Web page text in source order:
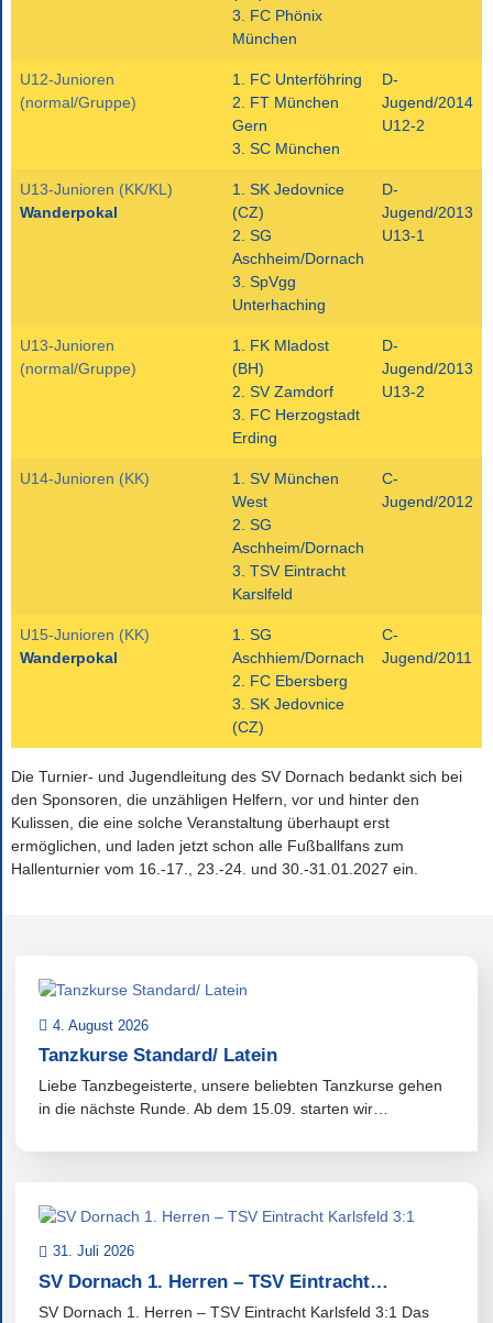
3. FC Phönix
München
U12-Junioren
(normal/Gruppe)
1. FC Unterföhring
2. FT München
Gern
3. SC München
D-
Jugend/2014
U12-2
U13-Junioren (KK/KL)
Wanderpokal
1. SK Jedovnice
(CZ)
2. SG
Aschheim/Dornach
3. SpVgg
Unterhaching
D-
Jugend/2013
U13-1
U13-Junioren
(normal/Gruppe)
1. FK Mladost
(BH)
2. SV Zamdorf
3. FC Herzogstadt
Erding
D-
Jugend/2013
U13-2
U14-Junioren (KK)
1. SV München
West
2. SG
Aschheim/Dornach
3. TSV Eintracht
Karslfeld
C-
Jugend/2012
U15-Junioren (KK)
Wanderpokal
1. SG
Aschhiem/Dornach
2. FC Ebersberg
3. SK Jedovnice
(CZ)
C-
Jugend/2011
Die Turnier- und Jugendleitung des SV Dornach bedankt sich bei
den Sponsoren, die unzähligen Helfern, vor und hinter den
Kulissen, die eine solche Veranstaltung überhaupt erst
ermöglichen, und laden jetzt schon alle Fußballfans zum
Hallenturnier vom 16.-17., 23.-24. und 30.-31.01.2027 ein.
4. August 2026
Tanzkurse Standard/ Latein
Liebe Tanzbegeisterte, unsere beliebten Tanzkurse gehen
in die nächste Runde. Ab dem 15.09. starten wir…
31. Juli 2026
SV Dornach 1. Herren – TSV Eintracht…
SV Dornach 1. Herren – TSV Eintracht Karlsfeld 3:1 Das